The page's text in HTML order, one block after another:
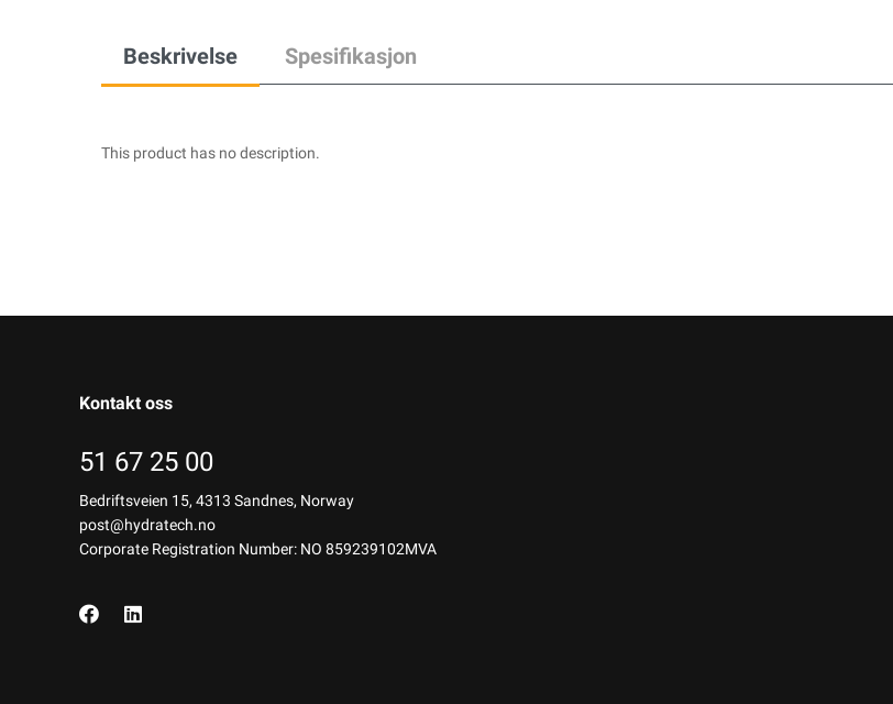
Beskrivelse Spesifikasjon
This product has no description.
Kontakt oss
51 67 25 00
Bedriftsveien 15, 4313 Sandnes, Norway
post@hydratech.no
Corporate Registration Number: NO 859239102MVA